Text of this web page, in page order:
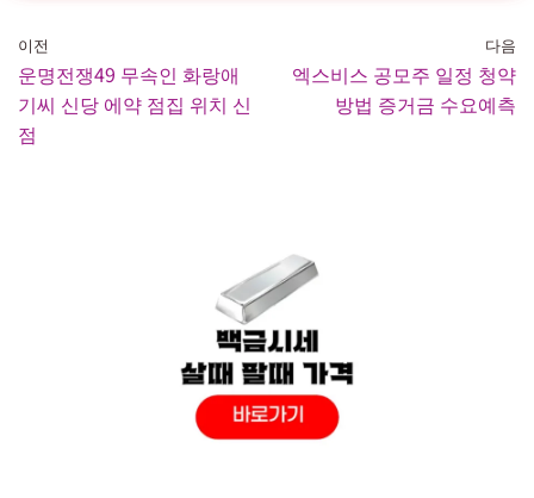
이전
운명전쟁49 무속인 화랑애
기씨 신당 에약 점집 위치 신
점
다음
엑스비스 공모주 일정 청약
방법 증거금 수요예측